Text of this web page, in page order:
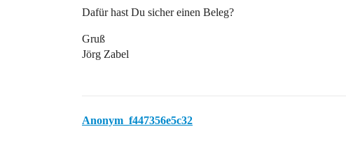
Dafür hast Du sicher einen Beleg?
Gruß
Jörg Zabel
Anonym_f447356e5c32